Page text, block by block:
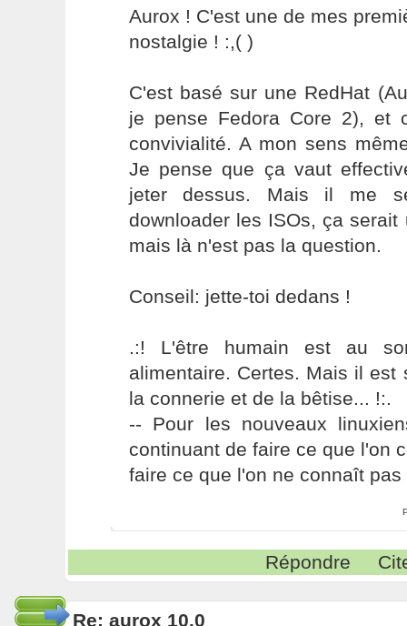
Aurox ! C'est une de mes
nostalgie ! :,( )
C'est basé sur une RedHat
je pense Fedora Core 2), et
convivialité. A mon sens
Je pense que ça vaut
jeter dessus. Mais il me
downloader les ISOs, ça
mais là n'est pas la question.
Conseil: jette-toi dedans !
.:! L'être humain est au
alimentaire. Certes. Mais il est
la connerie et de la bêtise... !:.
-- Pour les nouveaux
continuant de faire ce que l'on
faire ce que l'on ne connaît pas
Répondre
Re: aurox 10.0